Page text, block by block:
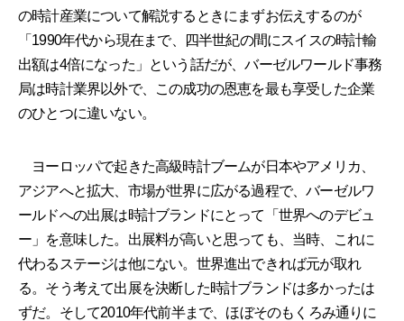
の時計産業について解説するときにまずお伝えするのが
「1990年代から現在まで、四半世紀の間にスイスの時計輸
出額は4倍になった」という話だが、バーゼルワールド事務
局は時計業界以外で、この成功の恩恵を最も享受した企業
のひとつに違いない。
ヨーロッパで起きた高級時計ブームが日本やアメリカ、
アジアへと拡大、市場が世界に広がる過程で、バーゼルワ
ールドへの出展は時計ブランドにとって「世界へのデビュ
ー」を意味した。出展料が高いと思っても、当時、これに
代わるステージは他にない。世界進出できれば元が取れ
る。そう考えて出展を決断した時計ブランドは多かったは
ずだ。そして2010年代前半まで、ほぼそのもくろみ通りに